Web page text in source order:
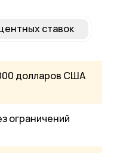
ставок
долларов США
ограничений